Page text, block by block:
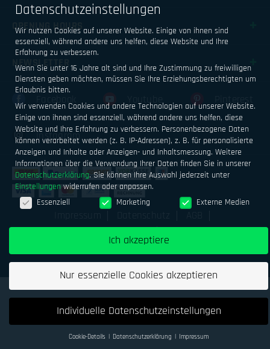
OPENING HOURS
NEWSLETTER
Facebook Youtube Pinterest
Instagram
Geld verdienen mit Airsoftsports
Alle Preise inkl. MwSt.
zzgl. Versand
Datenschutzeinstellungen
Wir nutzen Cookies auf unserer Website. Einige von ihnen sind
essenziell, während andere uns helfen, diese Website und Ihre
Erfahrung zu verbessern.
Wenn Sie unter 16 Jahre alt sind und Ihre Zustimmung zu freiwilligen
Diensten geben möchten, müssen Sie Ihre Erziehungsberechtigten um
Erlaubnis bitten.
Wir verwenden Cookies und andere Technologien auf unserer Website.
Einige von ihnen sind essenziell, während andere uns helfen, diese
Website und Ihre Erfahrung zu verbessern. Personenbezogene Daten
können verarbeitet werden (z. B. IP-Adressen), z. B. für personalisierte
Anzeigen und Inhalte oder Anzeigen- und Inhaltsmessung. Weitere
Informationen über die Verwendung Ihrer Daten finden Sie in unserer
Datenschutzerklärung. Sie können Ihre Auswahl jederzeit unter
Einstellungen widerrufen oder anpassen.
Datenschutzeinstellungen
Essenziell Marketing Externe Medien
Ich akzeptiere
Nur essenzielle Cookies akzeptieren
Individuelle Datenschutzeinstellungen
Cookie-Details Datenschutzerklärung Impressum